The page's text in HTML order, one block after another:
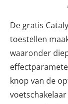
De gratis
toestellen
waaronder
knop van de